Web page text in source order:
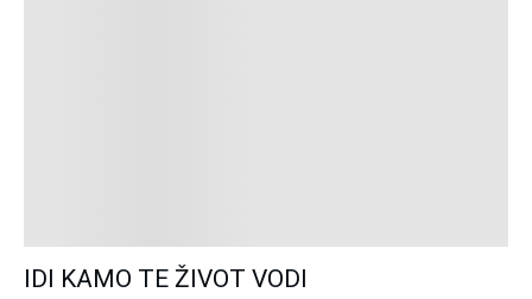
IDI KAMO TE ŽIVOT VODI